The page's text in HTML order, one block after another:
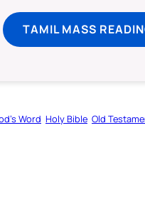
TAMIL MASS
Word Holy Bible Old